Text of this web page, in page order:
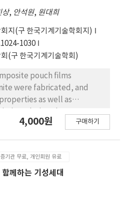
상, 안석원, 원대희
지(구 한국기계기술학회지)
1030
(구 한국기계기술학회)
pouch films
were fabricated, and
as well as
were evaluated to examine
film coater (Coretech, CT-
in ionite content and
on the surface state of
4,000원 구매하기
기관 무료, 개인회원 유료
께하는 기성세대